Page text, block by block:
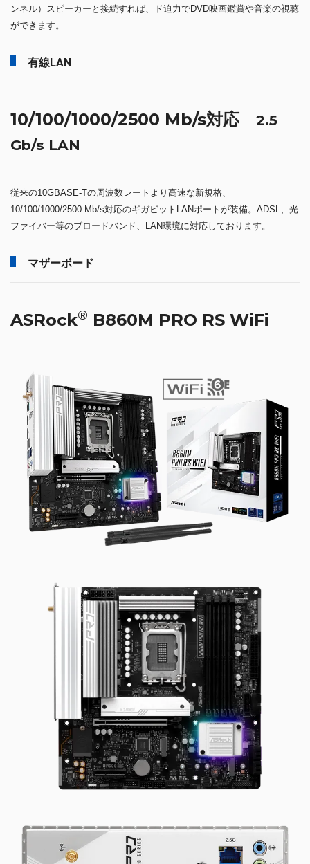
ンネル）スピーカーと接続すれば、ド迫力でDVD映画鑑賞や音楽の視聴
ができます。
有線LAN
10/100/1000/2500 Mb/s対応 2.5
Gb/s LAN
従来の10GBASE-Tの周波数レートより高速な新規格、
10/100/1000/2500 Mb/s対応のギガビットLANポートが装備。ADSL、光
ファイバー等のブロードバンド、LAN環境に対応しております。
マザーボード
ASRock® B860M PRO RS WiFi